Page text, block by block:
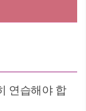
연습해야 합